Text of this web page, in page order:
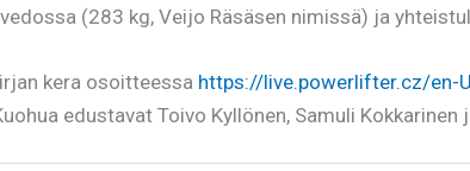
(283 kg, Veijo Räsäsen nimissä) ja
kera osoitteessa https://live.powerlifter.cz/en-
edustavat Toivo Kyllönen, Samuli Kokkarinen